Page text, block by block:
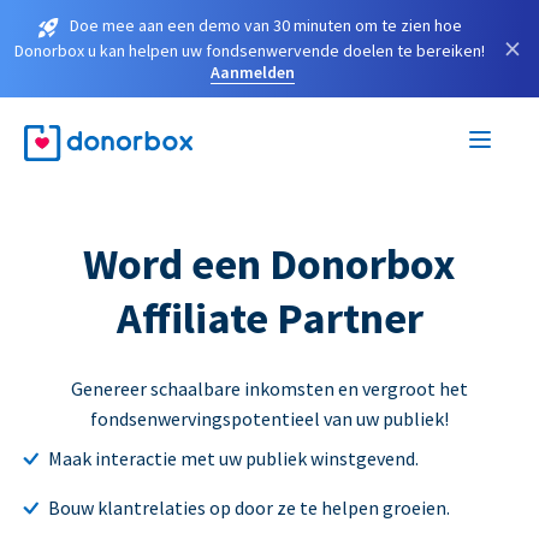
Doe mee aan een demo van 30 minuten om te zien hoe
Donorbox u kan helpen uw fondsenwervende doelen te bereiken!
Aanmelden
×
Word een Donorbox
Affiliate Partner
Genereer schaalbare inkomsten en vergroot het
fondsenwervingspotentieel van uw publiek!
Maak interactie met uw publiek winstgevend.
Bouw klantrelaties op door ze te helpen groeien.